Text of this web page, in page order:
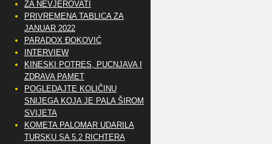
ZA NEVJEROVATI
PRIVREMENA TABLICA ZA
JANUAR 2022
PARADOX ĐOKOVIĆ
INTERVIEW
KINESKI POTRES, PUCNJAVA I
ZDRAVA PAMET
POGLEDAJTE KOLIČINU
SNIJEGA KOJA JE PALA ŠIROM
SVIJETA
KOMETA PALOMAR UDARILA
TURSKU SA 5.2 RICHTERA